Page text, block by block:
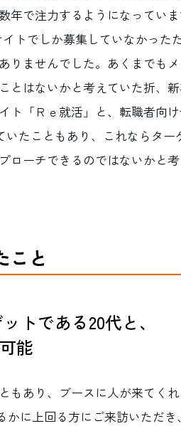
年で注力するようになってい
トでしか募集していなかった
りませんでした。あくまでも
とはないかと考えていた折、
ト「Ｒｅ就活」と、転職者向
たこともあり、これならター
ローチできるのではないかと
こと
トである20代と、
能
もあり、ブースに人が来てく
かに上回る方にご来訪いただき